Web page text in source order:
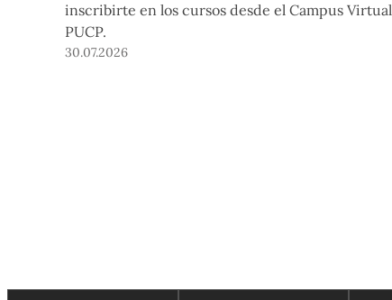
inscribirte en los cursos desde el Campus Virtual
PUCP.
30.07.2026